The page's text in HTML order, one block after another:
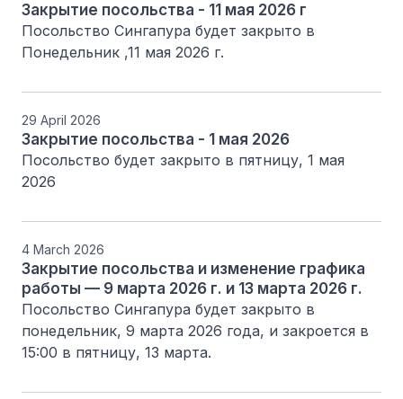
Закрытие посольства - 11 мая 2026 г
Посольство Сингапура будет закрыто в
Понедельник ,11 мая 2026 г.
29 April 2026
Закрытие посольства - 1 мая 2026
Посольство будет закрыто в пятницу, 1 мая
4 March 2026
Закрытие посольства и изменение графика
работы — 9 марта 2026 г. и 13 марта 2026 г.
Посольство Сингапура будет закрыто в
понедельник, 9 марта 2026 года, и закроется в
15:00 в пятницу, 13 марта.